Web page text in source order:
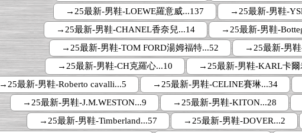
→25最新-男鞋-LOEWE羅意威...137
→25最新-男鞋-
→25最新-男鞋-CHANEL香奈兒...14
→25最新-男鞋-
→25最新-男鞋-TOM FORD湯姆福特...52
→25最新-男
→25最新-男鞋-CH克羅心...10
→25最新-男鞋-KARL卡爾
→25最新-男鞋-Roberto cavalli...5
→25最新-男鞋-CELINE賽琳...34
→25最新-男鞋-J.M.WESTON...9
→25最新-男鞋-KITON...28
→25最新-男鞋-Timberland...57
→25最新-男鞋-DOVER...2